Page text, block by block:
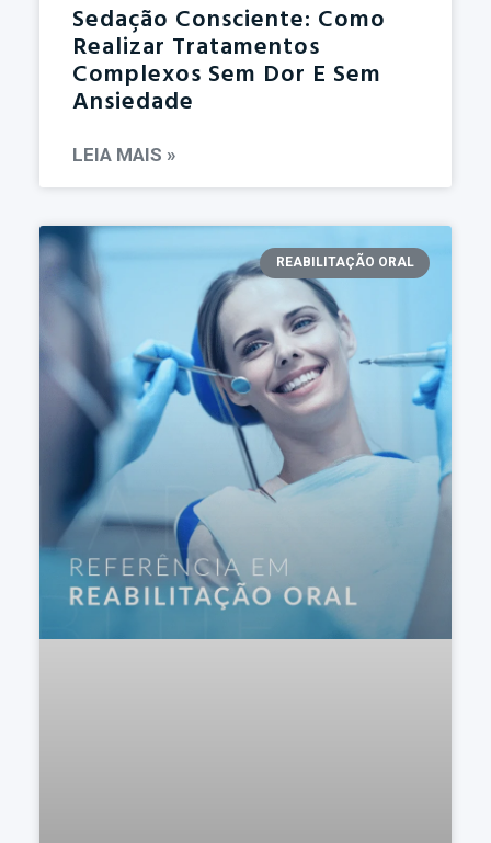
Sedação Consciente: Como
Realizar Tratamentos
Complexos Sem Dor E Sem
Ansiedade
LEIA MAIS »
REABILITAÇÃO ORAL